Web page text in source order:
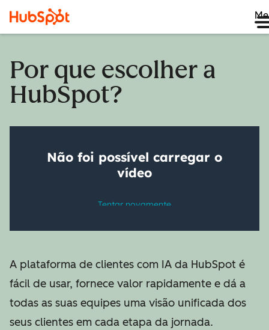
Por que escolher a
HubSpot?
A plataforma de clientes com IA da HubSpot é
fácil de usar, fornece valor rapidamente e dá a
todas as suas equipes uma visão unificada dos
seus clientes em cada etapa da jornada.